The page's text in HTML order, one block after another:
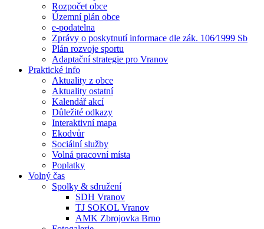
Rozpočet obce
Územní plán obce
e-podatelna
Zprávy o poskytnutí informace dle zák. 106⁄1999 Sb
Plán rozvoje sportu
Adaptační strategie pro Vranov
Praktické info
Aktuality z obce
Aktuality ostatní
Kalendář akcí
Důležité odkazy
Interaktivní mapa
Ekodvůr
Sociální služby
Volná pracovní místa
Poplatky
Volný čas
Spolky & sdružení
SDH Vranov
TJ SOKOL Vranov
AMK Zbrojovka Brno